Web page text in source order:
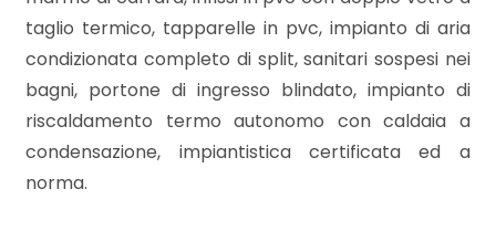
taglio termico, tapparelle in pvc, impianto di aria
condizionata completo di split, sanitari sospesi nei
bagni, portone di ingresso blindato, impianto di
riscaldamento termo autonomo con caldaia a
condensazione, impiantistica certificata ed a
norma.
minimi